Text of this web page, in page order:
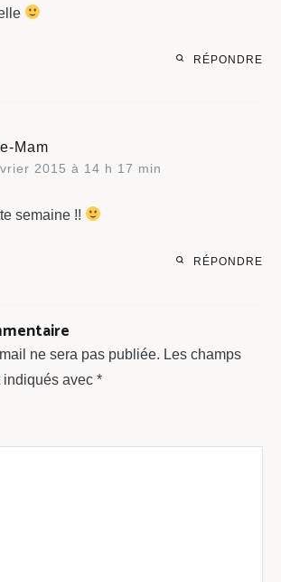
RÉPONDRE
Mam
2015 à 14 h 17 min
semaine !!
RÉPONDRE
ne sera pas publiée. Les champs
avec *